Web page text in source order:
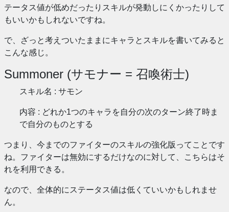
テータス値が低めだったりスキルが発動しにくかったりして
もいいかもしれないですね。
で、ざっと考えついたままにキャラとスキルを書いてみると
こんな感じ。
Summoner (サモナー = 召喚術士)
スキル名 : サモン
内容 : どれか1つのキャラを自分の次のターン終了時ま
で自分のものとする
つまり、今までのファイターのスキルの強化版ってことです
ね。ファイターは無効にするだけなのに対して、こちらはそ
れを利用できる。
なので、全体的にステータス値は低くていいかもしれませ
ん。